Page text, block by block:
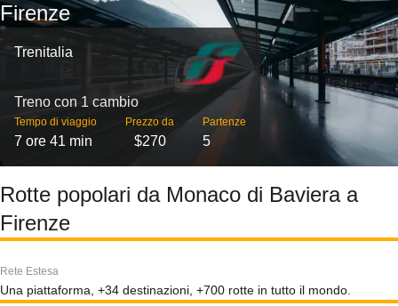
Firenze
Trenitalia
Treno con 1 cambio
Tempo di viaggio
7 ore 41 min
Prezzo da
$270
Partenze
5
Rotte popolari da Monaco di Baviera a
Firenze
Rete Estesa
Una piattaforma, +34 destinazioni, +700 rotte in tutto il mondo.